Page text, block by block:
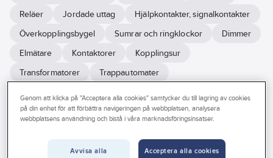
Reläer
Jordade uttag
Hjälpkontakter, signalkontakter
Överkopplingsbygel
Sumrar och ringklockor
Dimmer
Elmätare
Kontaktorer
Kopplingsur
Transformatorer
Trappautomater
alla
filter
Produkter (109)
Genom att klicka på "Acceptera alla cookies" samtycker du till lagring av cookies
på din enhet för att förbättra navigeringen på webbplatsen, analysera
webbplatsens användning och bistå i våra marknadsföringsinsatser.
Avvisa alla Acceptera alla cookies